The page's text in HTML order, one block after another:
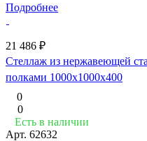
Подробнее
21 486 ₽
Стеллаж из нержавеющей
полками 1000x1000x400
0
0
Есть в наличии
Арт. 62632